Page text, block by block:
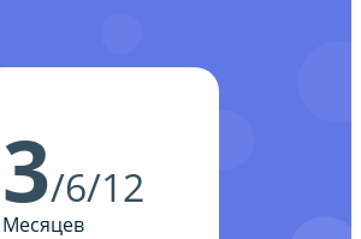
3/6/12
Месяцев